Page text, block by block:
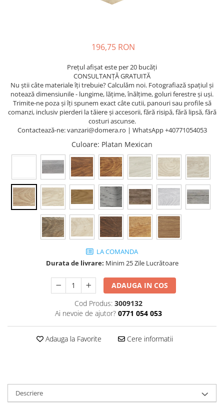
196,75 RON
Prețul afișat este per 20 bucăți
CONSULTANȚĂ GRATUITĂ
Nu știi câte materiale îți trebuie? Calculăm noi. Fotografiază spațiul și
notează dimensiunile - lungime, lățime, înălțime, goluri ferestre și uși.
Trimite-ne poza și îți spunem exact câte cutii, panouri sau profile să
comanzi, inclusiv pierderi la tăiere și accesorii, fără risipă, fără lipsă, fără
costuri ascunse.
Contactează-ne: vanzari@domera.ro | WhatsApp +40771054053
Culoare: Platan Mexican
LA COMANDA
Durata de livrare: Minim 25 Zile Lucrătoare
ADAUGA IN COS
Cod Produs: 3009132
Ai nevoie de ajutor? 0771 054 053
Adauga la Favorite Cere informatii
Descriere